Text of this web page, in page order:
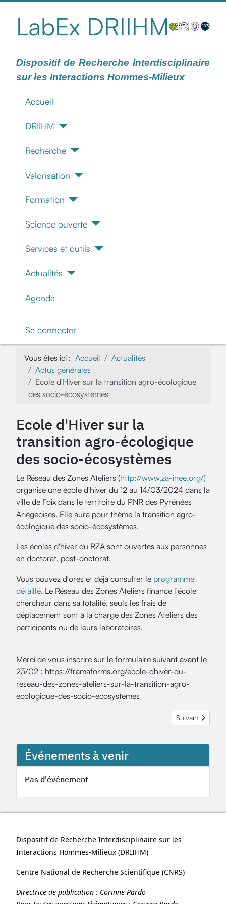
LabEx DRIIHM
Dispositif de Recherche Interdisciplinaire
sur les Interactions Hommes-Milieux
Accueil
DRIIHM
Recherche
Valorisation
Formation
Science ouverte
Services et outils
Actualités
Agenda
Se connecter
Vous êtes ici : Accueil
Actualités
Actus générales
Ecole d'Hiver sur la transition agro-écologique
des socio-écosystèmes
Événements à venir
Pas d'événement
Ecole d'Hiver sur la
transition agro-écologique
des socio-écosystèmes
Le Réseau des Zones Ateliers (http://www.za-inee.org/)
organise une école d'hiver du 12 au 14/03/2024 dans la
ville de Foix dans le territoire du PNR des Pyrénées
Ariégeoises. Elle aura pour thème la transition agro-
écologique des socio-écosystèmes.
Les écoles d'hiver du RZA sont ouvertes aux personnes
en doctorat, post-doctorat.
Vous pouvez d'ores et déjà consulter le programme
détaillé. Le Réseau des Zones Ateliers finance l'école
chercheur dans sa totalité, seuls les frais de
déplacement sont à la charge des Zones Ateliers des
participants ou de leurs laboratoires.
Merci de vous inscrire sur le formulaire suivant avant le
23/02 : https://framaforms.org/ecole-dhiver-du-
reseau-des-zones-ateliers-sur-la-transition-agro-
ecologique-des-socio-ecosystemes
Article suivant :
Suivant
Dispositif de Recherche Interdisciplinaire sur les
Interactions Hommes-Milieux (DRIIHM)
Centre National de Recherche Scientifique (CNRS)
Directrice de publication : Corinne Pardo